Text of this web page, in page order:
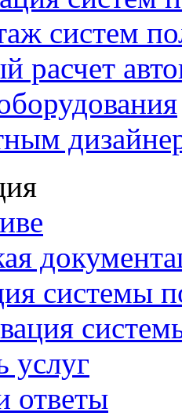
систем
расчет
системы
услуг
ответы